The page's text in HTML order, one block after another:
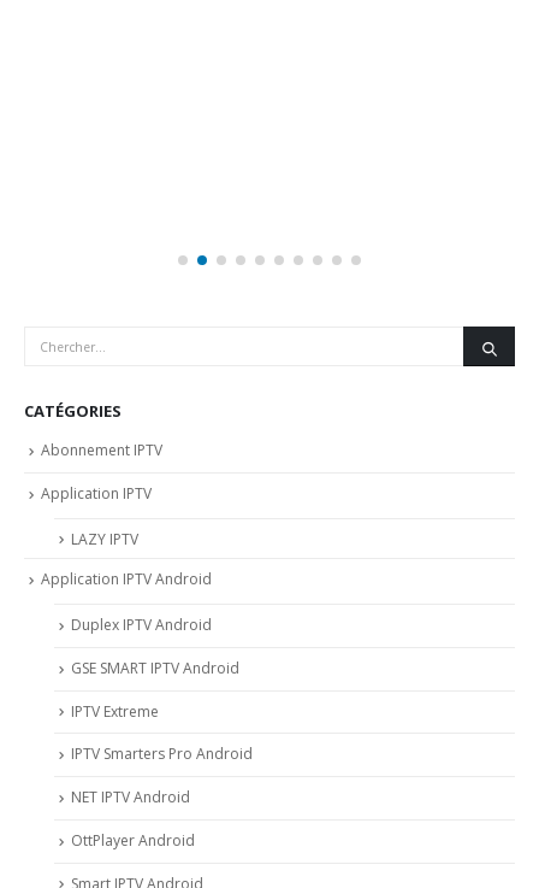
CATÉGORIES
Abonnement IPTV
Application IPTV
LAZY IPTV
Application IPTV Android
Duplex IPTV Android
GSE SMART IPTV Android
IPTV Extreme
IPTV Smarters Pro Android
NET IPTV Android
OttPlayer Android
Smart IPTV Android